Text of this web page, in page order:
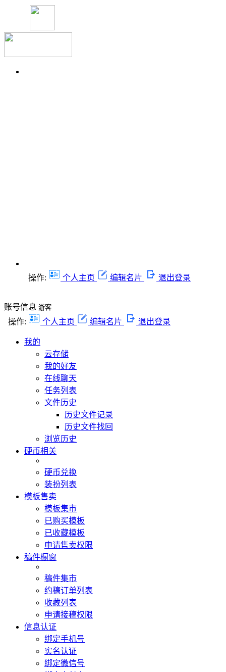
操作: 个人主页 编辑名片 退出登录
账号信息 游客
操作: 个人主页 编辑名片 退出登录
我的
云存储
我的好友
在线聊天
任务列表
文件历史
历史文件记录
历史文件找回
浏览历史
硬币相关
硬币兑换
装扮列表
模板售卖
模板集市
已购买模板
已收藏模板
申请售卖权限
稿件橱窗
稿件集市
约稿订单列表
收藏列表
申请接稿权限
信息认证
绑定手机号
实名认证
绑定微信号